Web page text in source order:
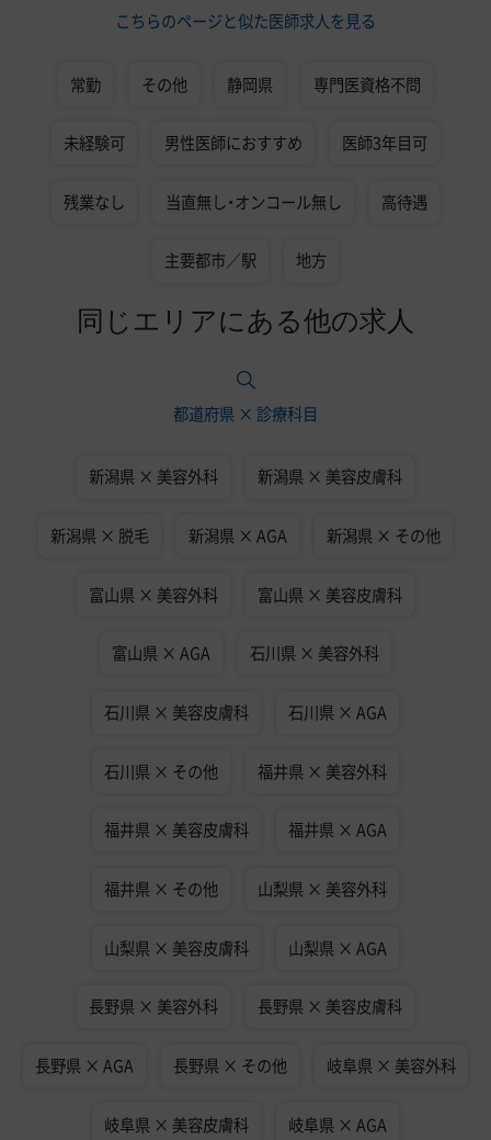
こちらのページと似た医師求人を見る
常勤 その他 静岡県 専門医資格不問
未経験可 男性医師におすすめ 医師3年目可
残業なし 当直無し・オンコール無し 高待遇
主要都市／駅 地方
同じエリアにある他の求人
都道府県 × 診療科目
新潟県 × 美容外科 新潟県 × 美容皮膚科
新潟県 × 脱毛 新潟県 × AGA 新潟県 × その他
富山県 × 美容外科 富山県 × 美容皮膚科
富山県 × AGA 石川県 × 美容外科
石川県 × 美容皮膚科 石川県 × AGA
石川県 × その他 福井県 × 美容外科
福井県 × 美容皮膚科 福井県 × AGA
福井県 × その他 山梨県 × 美容外科
山梨県 × 美容皮膚科 山梨県 × AGA
長野県 × 美容外科 長野県 × 美容皮膚科
長野県 × AGA 長野県 × その他 岐阜県 × 美容外科
岐阜県 × 美容皮膚科 岐阜県 × AGA